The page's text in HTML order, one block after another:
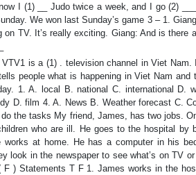
I (1) __ Judo twice a week, and I go (2)
We won last Sunday’s game 3 – 1.
TV. It’s really exciting. Giang: And is there
is a (1) . television channel in Viet
people what is happening in Viet Nam and
1. A. local B. national C. international D.
D. film 4. A. News B. Weather forecast C.
the tasks My friend, James, has two jobs.
who are ill. He goes to the hospital by
at home. He has a computer in his
in the newspaper to see what’s on TV
) Statements T F 1. James works in the